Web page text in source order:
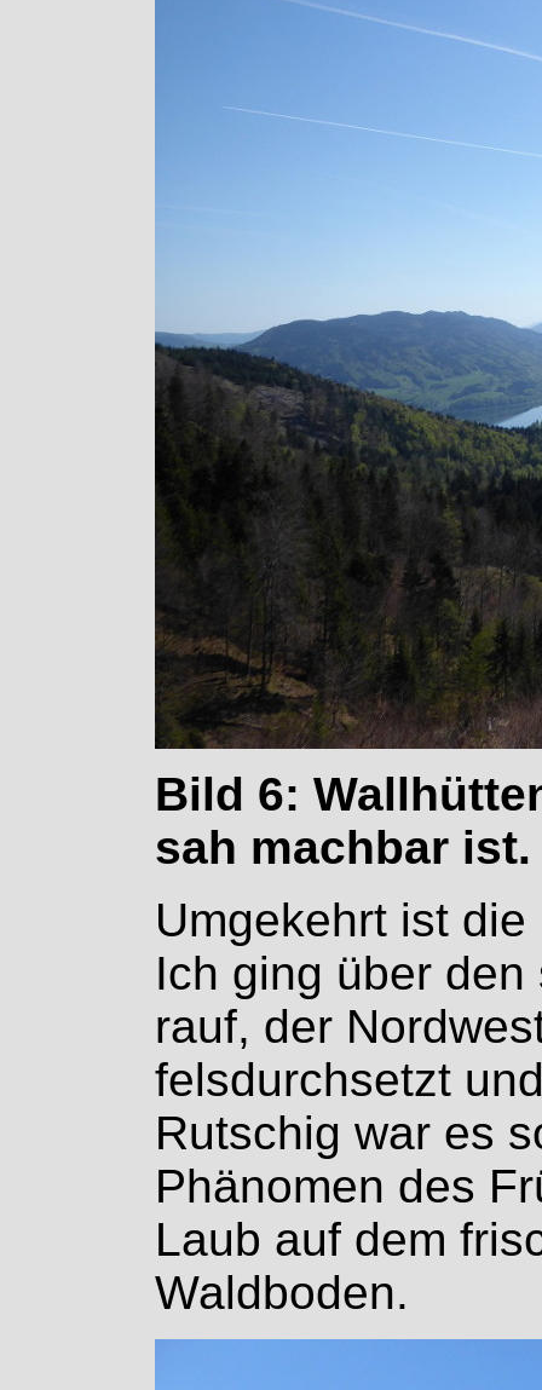
Bild 6:
sah machbar ist.
Umgekehrt ist
Ich ging über
rauf, der
felsdurchsetzt
Rutschig war es
Phänomen des
Laub auf dem
Waldboden.